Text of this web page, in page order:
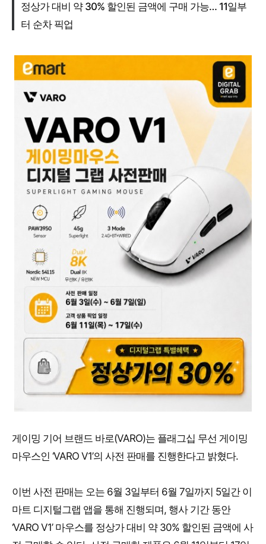
정상가 대비 약 30% 할인된 금액에 구매 가능… 11일부
터 순차 픽업
게이밍 기어 브랜드 바로(VARO)는 플래그십 무선 게이밍
마우스인 ‘VARO V1’의 사전 판매를 진행한다고 밝혔다.
이번 사전 판매는 오는 6월 3일부터 6월 7일까지 5일간 이
마트 디지털그랩 앱을 통해 진행되며, 행사 기간 동안
‘VARO V1’ 마우스를 정상가 대비 약 30% 할인된 금액에 사